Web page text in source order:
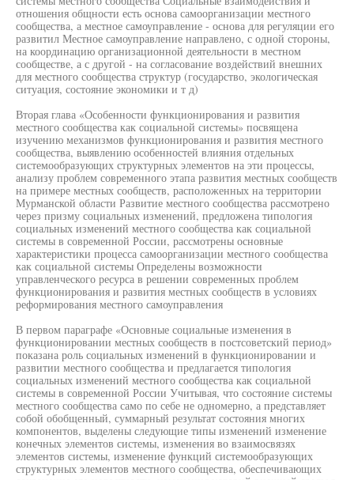
отношения общности есть основа самоорганизации местного
сообщества, а местное самоуправление - основа для регуляции его
развитил Местное самоуправление направлено, с одной стороны,
на координацию организационной деятельности в местном
сообществе, а с другой - на согласование воздействий внешних
для местного сообщества структур (государство, экологическая
ситуация, состояние экономики и т д)
Вторая глава «Особенности функционирования и развития
местного сообщества как социальной системы» посвящена
изучению механизмов функционирования и развития местного
сообщества, выявлению особенностей влияния отдельных
системообразующих структурных элементов на эти процессы,
анализу проблем современного этапа развития местных сообществ
на примере местных сообществ, расположенных на территории
Мурманской области Развитие местного сообщества рассмотрено
через призму социальных изменений, предложена типология
социальных изменений местного сообщества как социальной
системы в современной России, рассмотрены основные
характеристики процесса самоорганизации местного сообщества
как социальной системы Определены возможности
управленческого ресурса в решении современных проблем
функционирования и развития местных сообществ в условиях
реформирования местного самоуправления
В первом параграфе «Основные социальные изменения в
функционировании местных сообществ в постсоветский период»
показана роль социальных изменений в функционировании и
развитии местного сообщества и предлагается типология
социальных изменений местного сообщества как социальной
системы в современной России Учитывая, что состояние системы
местного сообщества само по себе не одномерно, а представляет
собой обобщенный, суммарный результат состояния многих
компонентов, выделены следующие типы изменений изменение
конечных элементов системы, изменения во взаимосвязях
элементов системы, изменение функций системообразующих
структурных элементов местного сообщества, обеспечивающих